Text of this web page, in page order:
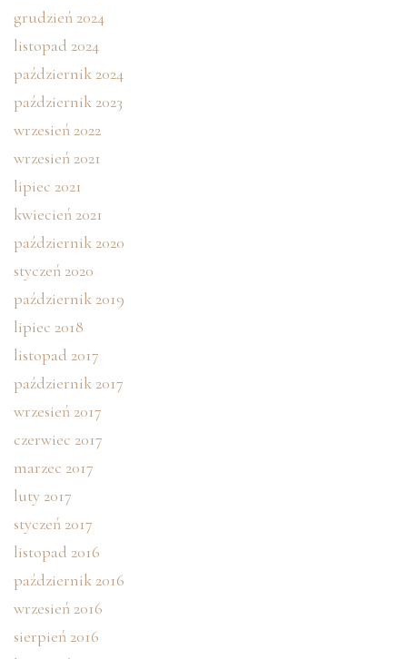
grudzień 2024
listopad 2024
październik 2024
październik 2023
wrzesień 2022
wrzesień 2021
lipiec 2021
kwiecień 2021
październik 2020
styczeń 2020
październik 2019
lipiec 2018
listopad 2017
październik 2017
wrzesień 2017
czerwiec 2017
marzec 2017
luty 2017
styczeń 2017
listopad 2016
październik 2016
wrzesień 2016
sierpień 2016